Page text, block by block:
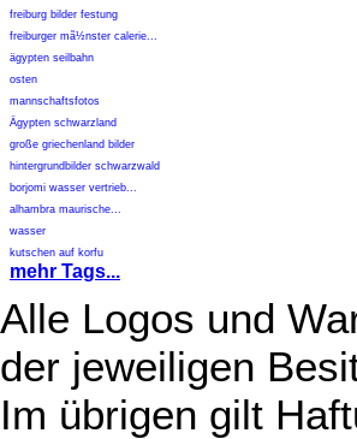
freiburg bilder festung
freiburger mã½nster calerie...
ägypten seilbahn
osten
mannschaftsfotos
Ägypten schwarzland
große griechenland bilder
hintergrundbilder schwarzwald
borjomi wasser vertrieb...
alhambra maurische...
wasser
kutschen auf korfu
mehr Tags...
Alle Logos und
der jeweiligen
Im übrigen gilt